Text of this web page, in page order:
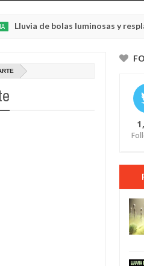
de bolas luminosas y